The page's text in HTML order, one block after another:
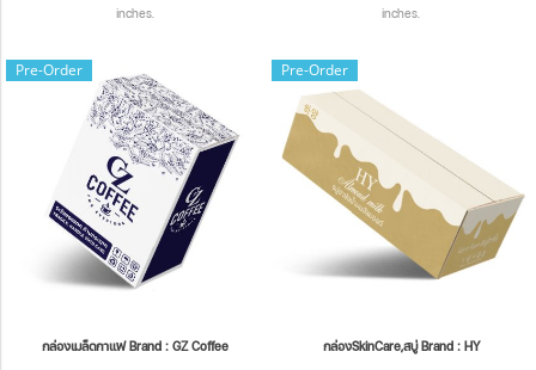
inches.
inches.
Pre-Order
กล่องเมล็ดกาแฟ Brand : GZ Coffee
Pre-Order
กล่องSkinCare,สบู่ Brand : HY